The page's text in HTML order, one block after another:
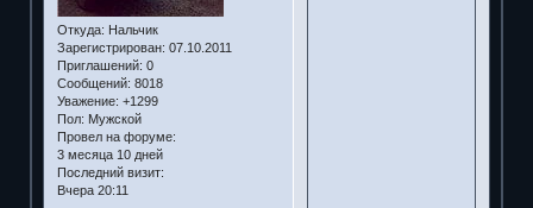
Откуда: Нальчик
Зарегистрирован: 07.10.2011
Приглашений: 0
Сообщений: 8018
Уважение: +1299
Пол: Мужской
Провел на форуме:
3 месяца 10 дней
Последний визит:
Вчера 20:11